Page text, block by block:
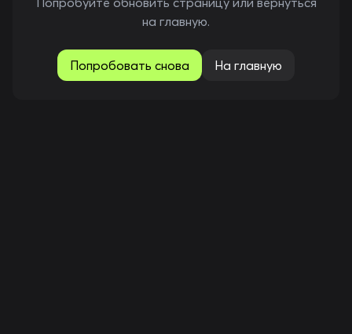
на главную.
Попробовать снова На главную